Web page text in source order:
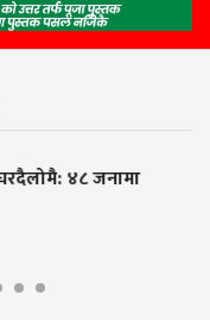
बरबुझारथ